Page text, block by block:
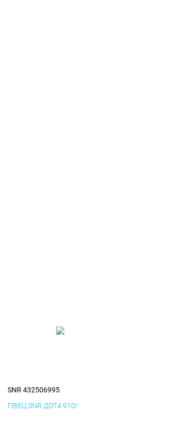
SNR 432506995
ПВЕЦ SNR ДОТ4 910г